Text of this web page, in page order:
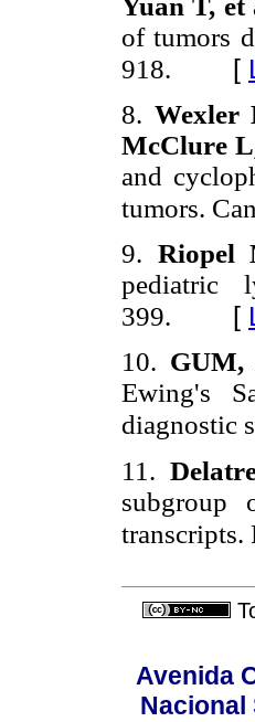
of tumors
918. [
8. Wexler
McClure
and
tumors.
9. Riopel
pediatric
399. [
10. GUM,
Ewing's
diagnostic
11.
subgroup
transcripts.
Avenida
Nacional